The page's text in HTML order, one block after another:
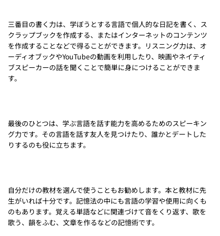
三番目の書く力は、学ぼうとする言語で個人的な日記を書く、ス
クラップブックを作成する、またはインターネットのコンテンツ
を作成することなどで得ることができます。リスニング力は、オ
ーディオブックやYouTubeの動画を利用したり、映画やネイティ
ブスピーカーの話を聞くことで簡単に身につけることができま
す。
最後のひとつは、学ぶ言語を話す能力を高めるためのスピーキン
グ力です。その言語を話す友人を見つけたり、誰かとデートした
りするのも役に立ちます。
自分だけの教材を選んで使うこともお勧めします。本と教材に先
生がいれば十分です。記憶法の中にも言語の学習や使用に向くも
のもあります。覚える単語などに関連づけて音をくり返す、歌を
歌う、韻をふむ、文章を作るなどの記憶術です。